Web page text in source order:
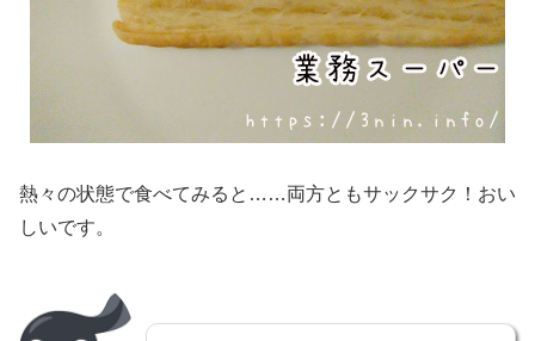
熱々の状態で食べてみると……両方ともサックサク！おい
しいです。